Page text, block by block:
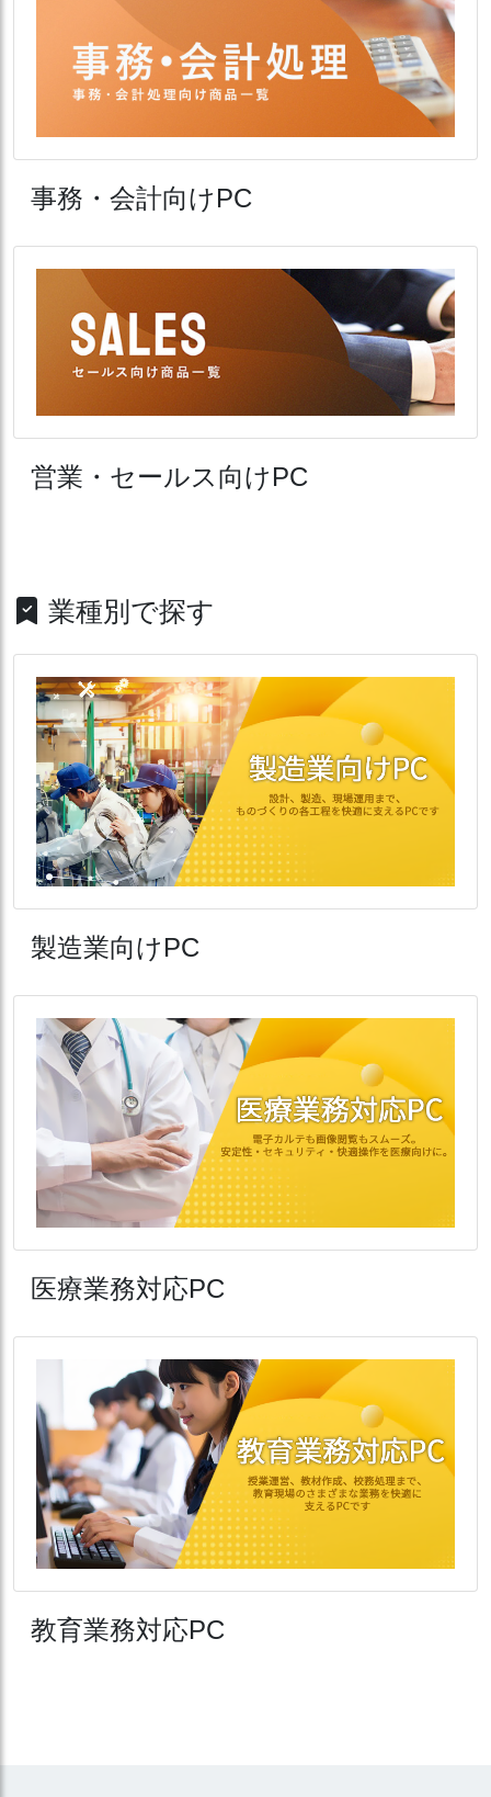
事務・会計向けPC
営業・セールス向けPC
業種別で探す
製造業向けPC
医療業務対応PC
教育業務対応PC